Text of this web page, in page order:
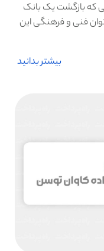
که بازگشت یک بانک
فنی و فرهنگی این
بیشتر بدانید